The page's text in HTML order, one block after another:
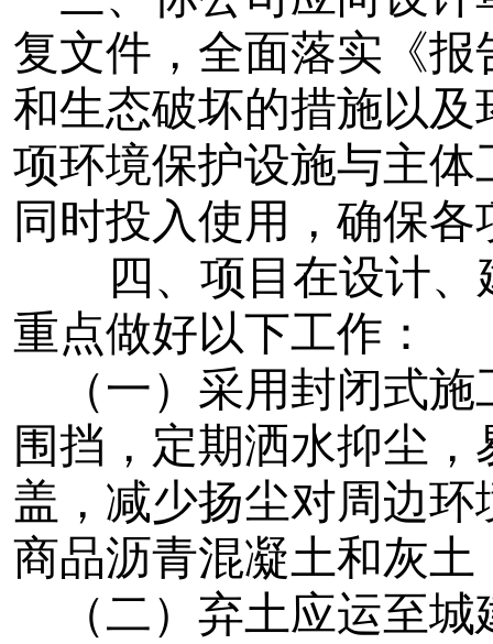
复文件，全面落实《
和生态破坏的措施以
项环境保护设施与主
同时投入使用，确保
四、项目在设计、
重点做好以下工作：
（一）采用封闭式
围挡，定期洒水抑尘
盖，减少扬尘对周边
商品沥青混凝土和灰
（二）弃土应运至